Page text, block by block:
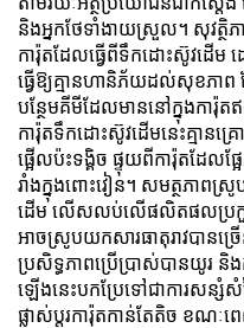
និងអ្នកថែទាំងាយស្រួល។ សុវត្ថិ
ការ៉ុតដែលធ្វើពីទឹកដោះស៊ូវដើម
ធ្វើឱ្យគ្មានហានិភ័យដល់សុខភ
បន្ថែមគីមីដែលមាននៅក្នុងការ៉ុត
ការ៉ុតទឹកដោះស៊ូវដើមនេះគ្មានគ្រោ
ផ្អើលប៉ះទង្គិច ផ្ទុយពីការ៉ុតដែលផ្
រាំងក្នុងពោះវៀន។ សមត្ថភាព
ដើម លើសលប់លើផលិតផលប្រកួ
អាចស្រូបយកសារធាតុរាវបានច្រ
ប្រសិទ្ធភាពប្រើប្រាស់បានយូរ និ
ឡើងនេះបកប្រែទៅជាការសន្សំ
ផ្លាស់ប្តូរការ៉ុតកាន់តែតិច ខណៈ